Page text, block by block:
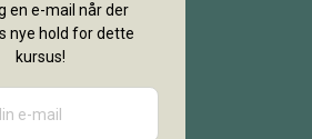
en e-mail når der
nye hold for dette
kursus!